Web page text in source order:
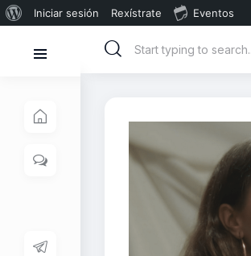
Iniciar sesión Rexístrate Eventos